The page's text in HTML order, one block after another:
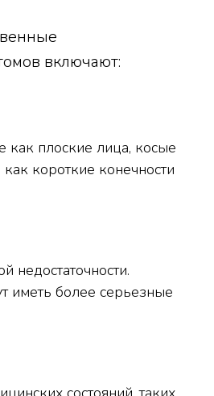
включают:
как плоские лица, косые
короткие конечности
недостаточности.
иметь более серьезные